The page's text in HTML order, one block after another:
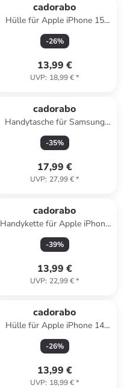
cadorabo
Hülle für Apple iPhone 15
Glitzer Schutzhülle in Lila
-26%
13,99 €
UVP: 18,99 €*
cadorabo
Handytasche für Samsung
Galaxy A14 4G / 5G Hülle
Umhängetasche in Braun
-35%
17,99 €
UVP: 27,99 €*
cadorabo
Handykette für Apple iPhone
14 PRO Hülle in LIQUID PINK
-39%
13,99 €
UVP: 22,99 €*
cadorabo
Hülle für Apple iPhone 14
PRO MAX Glitzer Schutzhülle
in Schwarz
-26%
13,99 €
UVP: 18,99 €*